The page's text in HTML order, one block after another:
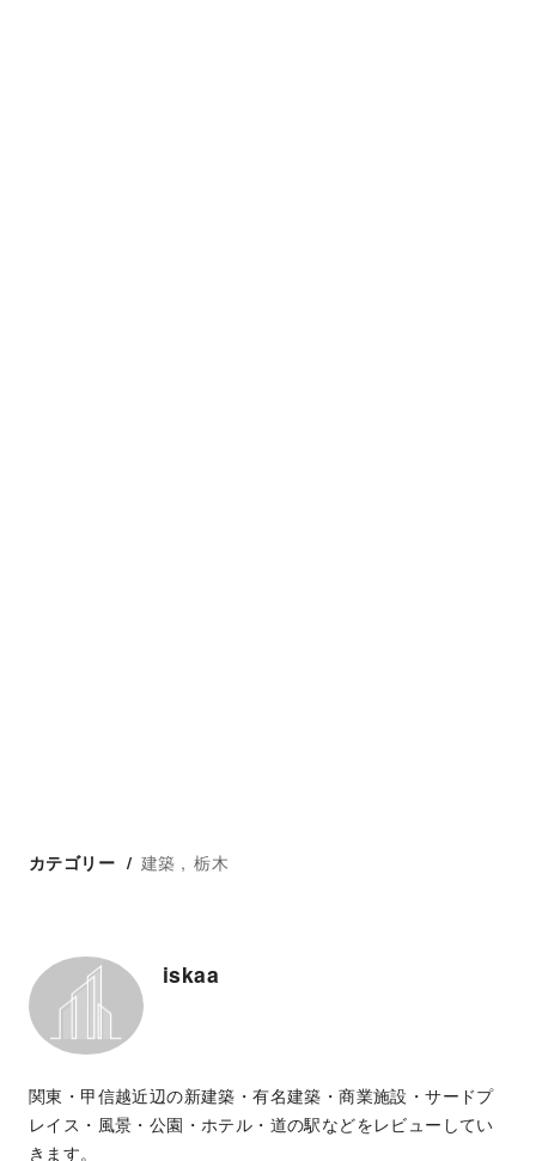
カテゴリー 建築 栃木
iskaa
関東・甲信越近辺の新建築・有名建築・商業施設・サードプ
レイス・風景・公園・ホテル・道の駅などをレビューしてい
きます。